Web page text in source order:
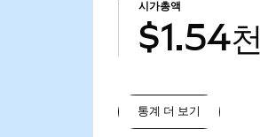
시가총액
$1.54천
통계 더 보기